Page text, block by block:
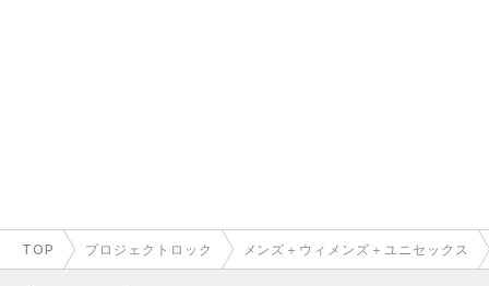
TOP プロジェクトロック メンズ＋ウィメンズ＋ユニセックス